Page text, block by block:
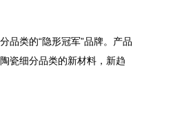
品类的“隐形冠军”品牌。产品
瓷细分品类的新材料，新趋